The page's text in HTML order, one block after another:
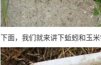
下面，我们就来讲下蚯蚓和玉